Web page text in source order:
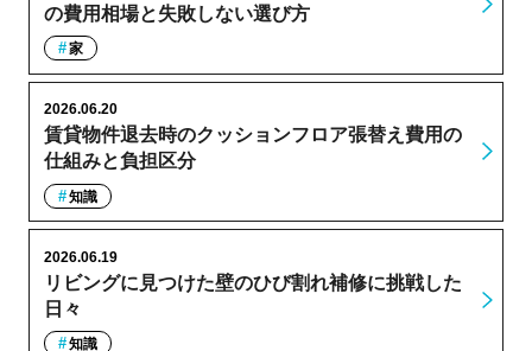
の費用相場と失敗しない選び方
家
賃貸物件退去時のクッションフロア張替え費用の
仕組みと負担区分
2026.06.20
知識
リビングに見つけた壁のひび割れ補修に挑戦した
日々
2026.06.19
知識